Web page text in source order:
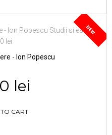
NEW
- Ion Popescu
lei
CART